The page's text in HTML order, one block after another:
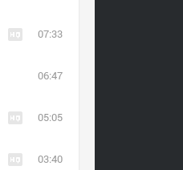
07:33
06:47
05:05
03:40